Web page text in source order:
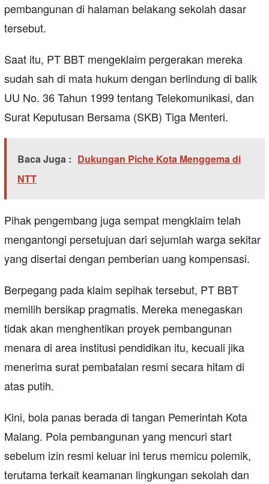
pembangunan di halaman belakang sekolah dasar
tersebut.
Saat itu, PT BBT mengeklaim pergerakan mereka
sudah sah di mata hukum dengan berlindung di balik
UU No. 36 Tahun 1999 tentang Telekomunikasi, dan
Surat Keputusan Bersama (SKB) Tiga Menteri.
Baca Juga : Dukungan Piche Kota Menggema di
NTT
Pihak pengembang juga sempat mengklaim telah
mengantongi persetujuan dari sejumlah warga sekitar
yang disertai dengan pemberian uang kompensasi.
Berpegang pada klaim sepihak tersebut, PT BBT
memilih bersikap pragmatis. Mereka menegaskan
tidak akan menghentikan proyek pembangunan
menara di area institusi pendidikan itu, kecuali jika
menerima surat pembatalan resmi secara hitam di
atas putih.
Kini, bola panas berada di tangan Pemerintah Kota
Malang. Pola pembangunan yang mencuri start
sebelum izin resmi keluar ini terus memicu polemik,
terutama terkait keamanan lingkungan sekolah dan